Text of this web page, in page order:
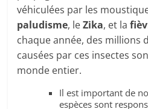
véhiculées par les
paludisme, leZika, et la
chaque année, des millions
causées par ces insectes
monde entier.
Il est important de
espèces sont